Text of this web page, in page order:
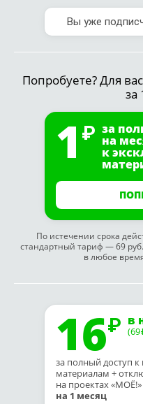
Вы уже
Попробуете? Для
за
1 за
на
к
По истечении срока
стандартный тариф — 69
в любое
16 в
(69
за полный доступ
материалам +
на проектах «МОЁ!»
на 1 месяц